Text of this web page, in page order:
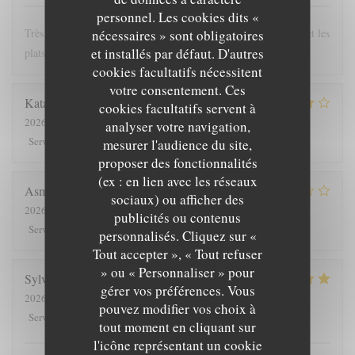
personnel. Les cookies dits «
nécessaires » sont obligatoires
et installés par défaut. D'autres
cookies facultatifs nécessitent
votre consentement. Ces
cookies facultatifs servent à
analyser votre navigation,
mesurer l'audience du site,
proposer des fonctionnalités
(ex : en lien avec les réseaux
sociaux) ou afficher des
publicités ou contenus
personnalisés. Cliquez sur «
Tout accepter », « Tout refuser
» ou « Personnaliser » pour
gérer vos préférences. Vous
pouvez modifier vos choix à
tout moment en cliquant sur
l'icône représentant un cookie
Très bonne expérience au Ranch, le personnel est très agréable et les
plats (les Welsh notamment) sont copieux et variés
Katariina
2026-07-25
- 12:00 - Couverts 6
Service
Ambiance:4/5 Cuisine: 4/5 Qualité / Prix
Asmaa
2026-07-23
- 12:30 - Couverts 2
Service
Ambiance /5 Cuisine:
Sylvain
2026-07-22
- 12:30 - Couverts 3
Service
Ambiance:5/5 Cuisine 4/5 Qualité / Prix